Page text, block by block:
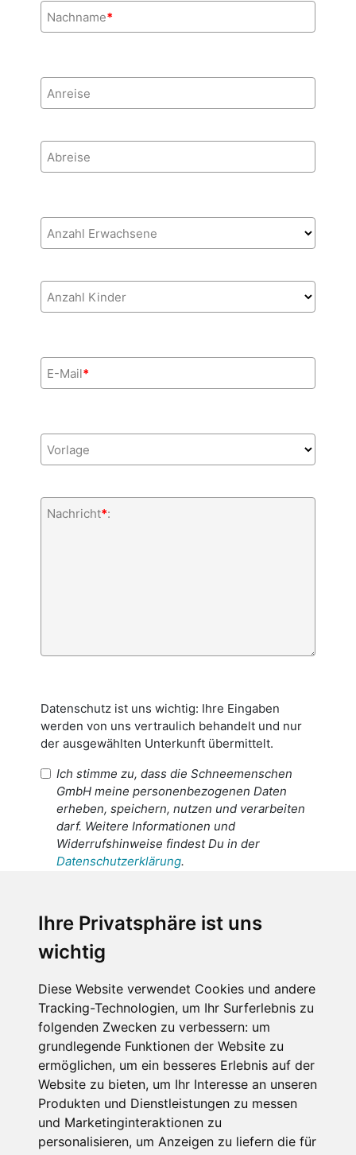
Ihre Privatsphäre ist uns
wichtig
Diese Website verwendet Cookies und andere
Tracking-Technologien, um Ihr Surferlebnis zu
folgenden Zwecken zu verbessern: um
grundlegende Funktionen der Website zu
ermöglichen, um ein besseres Erlebnis auf der
Website zu bieten, um Ihr Interesse an unseren
Produkten und Dienstleistungen zu messen
und Marketinginteraktionen zu
personalisieren, um Anzeigen zu liefern die für
Nachname*
Anreise
Abreise
Anzahl Erwachsene
Anzahl Kinder
E-Mail*
Vorlage
Nachricht*:
Datenschutz ist uns wichtig: Ihre Eingaben
werden von uns vertraulich behandelt und nur
der ausgewählten Unterkunft übermittelt.
Ich stimme zu, dass die Schneemenschen
GmbH meine personenbezogenen Daten
erheben, speichern, nutzen und verarbeiten
darf. Weitere Informationen und
Widerrufshinweise findest Du in der
Datenschutzerklärung.
personenbezogenen Daten an den
Empfänger dieser Nachricht weitergeleitet
werden dürfen. Weitere Informationen und
Widerrufshinweise findest Du in der
Datenschutzerklärung.
Anfrage abschicken
Diese Seite ist durch reCAPTCHA geschützt und es
gelten die GoogleDatenschutzerklärung und
Nutzungsbedingungen.